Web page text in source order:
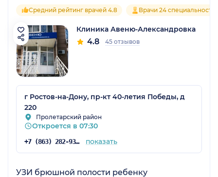
Средний рейтинг врачей 4.8 Врачи 24
Клиника Авеню-Александровка
4.8 45 отзывов
г Ростов-на-Дону, пр-кт 40-летия Победы, д
220
Пролетарский район
Откроется в 07:30
+7 (863) 282-93-77 показать
УЗИ брюшной полости ребенку